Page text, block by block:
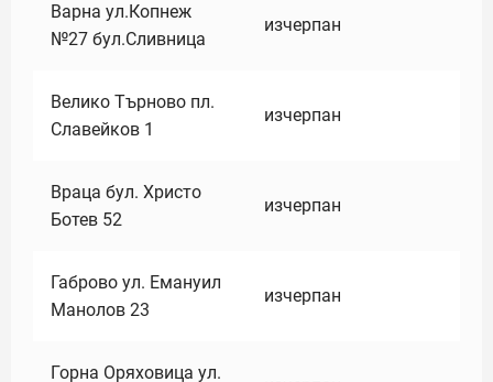
Варна ул.Копнеж
№27 бул.Сливница
изчерпан
Велико Търново пл.
Славейков 1
изчерпан
Враца бул. Христо
Ботев 52
изчерпан
Габрово ул. Емануил
Манолов 23
изчерпан
Горна Оряховица ул.